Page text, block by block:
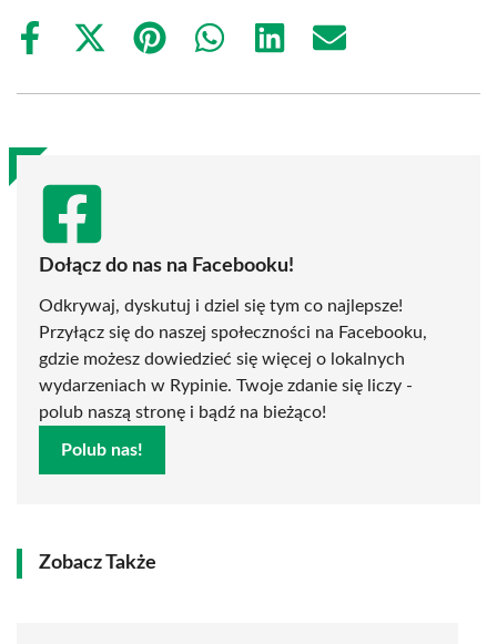
Share
Share
(Twitter)
Share
Share
Share
Share
Dołącz do nas na Facebooku!
Odkrywaj, dyskutuj i dziel się tym co najlepsze!
Przyłącz się do naszej społeczności na Facebooku,
gdzie możesz dowiedzieć się więcej o lokalnych
wydarzeniach w Rypinie. Twoje zdanie się liczy -
polub naszą stronę i bądź na bieżąco!
Polub nas!
Zobacz Także